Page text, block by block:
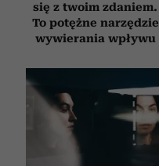
się z twoim zdaniem.
To potężne narzędzie
wywierania wpływu